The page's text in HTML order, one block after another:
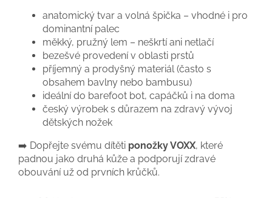
anatomický tvar a volná špička – vhodné i pro
dominantní palec
měkký, pružný lem – neškrtí ani netlačí
bezešvé provedení v oblasti prstů
příjemný a prodyšný materiál (často s
obsahem bavlny nebo bambusu)
ideální do barefoot bot, capáčků i na doma
český výrobek s důrazem na zdravý vývoj
dětských nožek
➡️ Dopřejte svému dítěti ponožky VOXX, které
padnou jako druhá kůže a podporují zdravé
obouvání už od prvních krůčků.